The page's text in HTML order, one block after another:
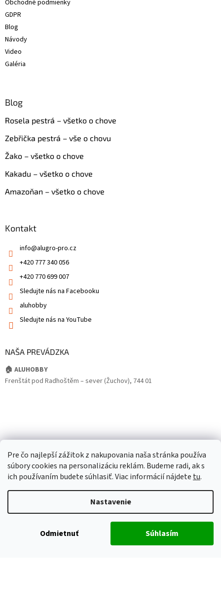
Pre čo najlepší zážitok z nakupovania naša stránka používa
súbory cookies na personalizáciu reklám. Budeme radi, ak s
ich používaním budete súhlasiť. Viac informácií nájdete tu.
Nastavenie
Odmietnuť Súhlasím
Obchodné podmienky
GDPR
Blog
Návody
Video
Galéria
Blog
Rosela pestrá – všetko o chove
Zebřička pestrá – vše o chovu
Žako – všetko o chove
Kakadu – všetko o chove
Amazoňan – všetko o chove
Kontakt
info@alugro-pro.cz
+420 777 340 056
+420 770 699 007
Sledujte nás na Facebooku
aluhobby
Sledujte nás na YouTube
NAŠA PREVÁDZKA
🏠 ALUHOBBY
Frenštát pod Radhoštěm – sever (Žuchov), 744 01